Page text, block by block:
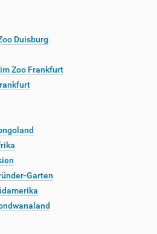
Duisburg
Zoo Frankfurt
Garten